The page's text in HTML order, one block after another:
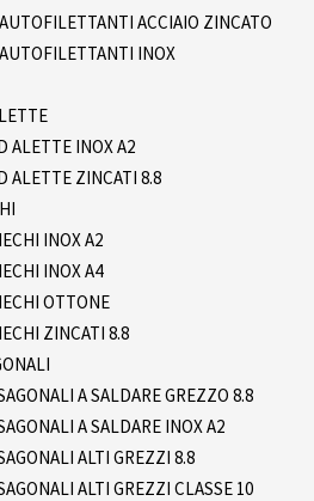
ACCIAIO ZINCATO
INOX
ALETTE INOX A2
ALETTE ZINCATI 8.8
INOX A2
INOX A4
OTTONE
ZINCATI 8.8
A SALDARE GREZZO 8.8
A SALDARE INOX A2
ALTI GREZZI 8.8
ALTI GREZZI CLASSE 10